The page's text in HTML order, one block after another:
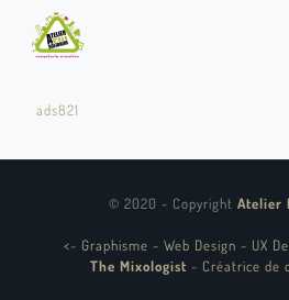
ads821
© 2020 - Copyright Atelier
<- Graphisme - Web Design - UX
The Mixologist - Créatrice de